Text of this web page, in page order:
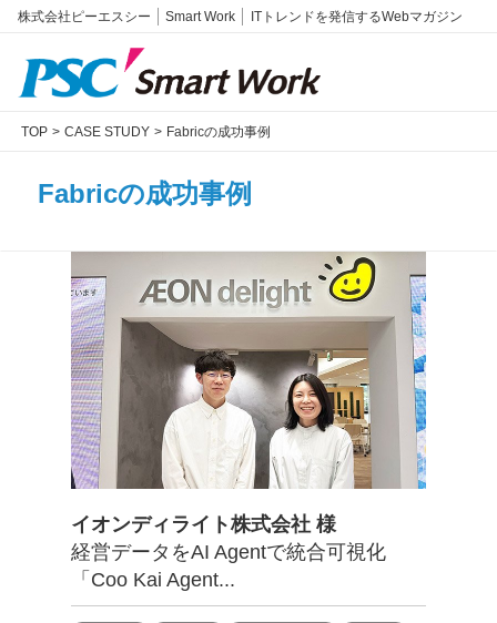
株式会社ピーエスシー Smart Work ITトレンドを発信するWebマガジン
TOP CASE STUDY Fabricの成功事例
Fabricの成功事例
イオンディライト株式会社 様
経営データをAI Agentで統合可視化
「Coo Kai Agent...